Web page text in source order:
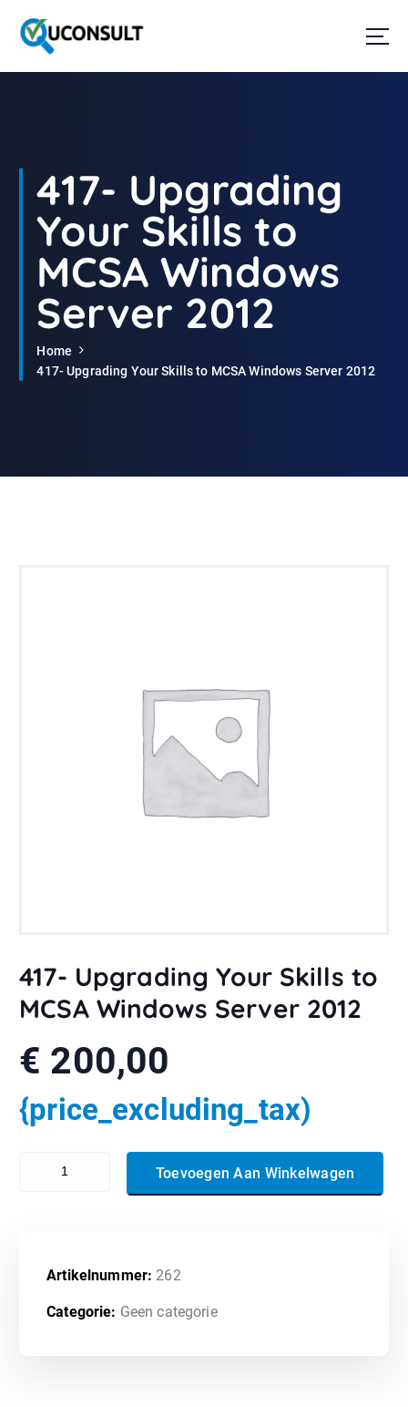
a
417- Upgrading
Your Skills to
MCSA Windows
Server 2012
Home
417- Upgrading Your Skills to MCSA Windows Server 2012
417- Upgrading Your Skills to
MCSA Windows Server 2012
€ 200,00
{price_excluding_tax)
Toevoegen Aan Winkelwagen
Artikelnummer: 262
Categorie: Geen categorie